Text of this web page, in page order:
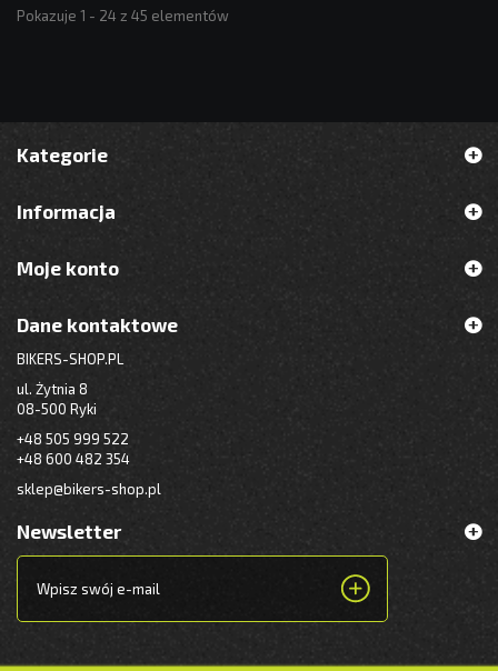
Pokazuje 1 - 24 z 45 elementów
Kategorie
Informacja
Moje konto
Dane kontaktowe
BIKERS-SHOP.PL
ul. Żytnia 8
08-500 Ryki
+48 505 999 522
+48 600 482 354
sklep@bikers-shop.pl
Newsletter